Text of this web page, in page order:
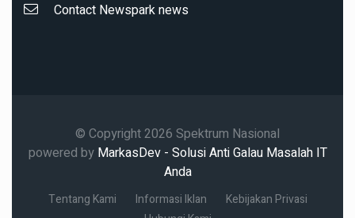
Contact Newspark news
© Copyright 2026 Spektrum Nasional
powered by MarkasDev - Solusi Anti Galau Masalah IT
Anda
Tentang Kami Informasi Iklan
Kebijakan Privasi